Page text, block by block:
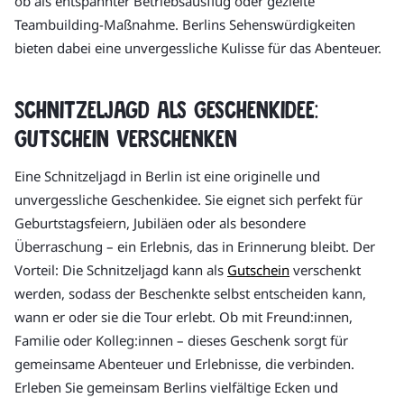
Teambuilding-Maßnahme. Berlins Sehenswürdigkeiten
bieten dabei eine unvergessliche Kulisse für das Abenteuer.
Schnitzeljagd als Geschenkidee:
Gutschein verschenken
Eine Schnitzeljagd in Berlin ist eine originelle und
unvergessliche Geschenkidee. Sie eignet sich perfekt für
Geburtstagsfeiern, Jubiläen oder als besondere
Überraschung – ein Erlebnis, das in Erinnerung bleibt. Der
Vorteil: Die Schnitzeljagd kann als Gutschein verschenkt
werden, sodass der Beschenkte selbst entscheiden kann,
wann er oder sie die Tour erlebt. Ob mit Freund:innen,
Familie oder Kolleg:innen – dieses Geschenk sorgt für
gemeinsame Abenteuer und Erlebnisse, die verbinden.
Erleben Sie gemeinsam Berlins vielfältige Ecken und